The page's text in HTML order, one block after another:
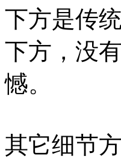
下方是传
下方，没
憾。
其它细节方